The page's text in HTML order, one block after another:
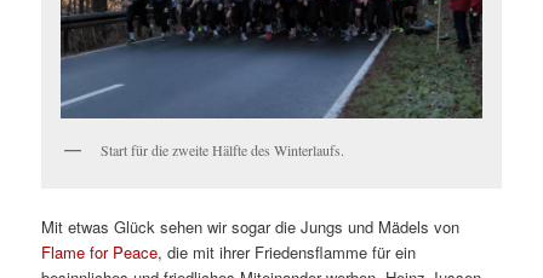
Start für die zweite Hälfte des Winterlaufs.
Mit etwas Glück sehen wir sogar die Jungs und Mädels von
Flame for Peace, die mit ihrer Friedensflamme für ein